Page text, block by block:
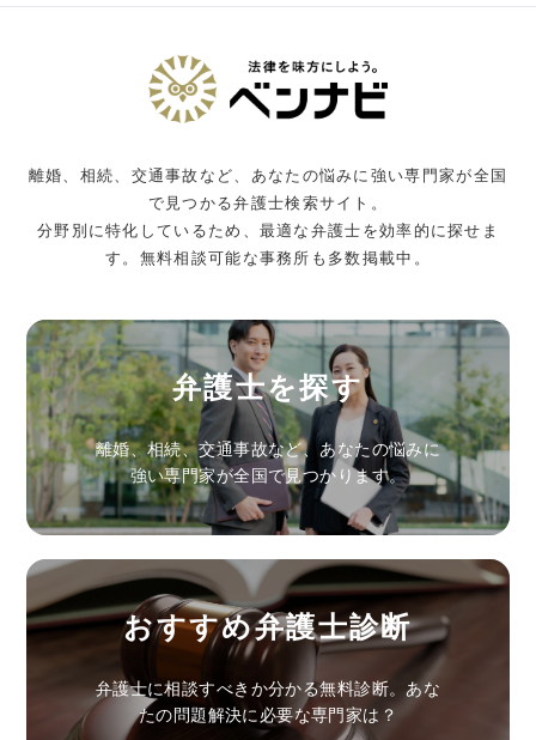
離婚、相続、交通事故など、あなたの悩みに強い専門家が全国
で見つかる弁護士検索サイト。
分野別に特化しているため、最適な弁護士を効率的に探せま
す。無料相談可能な事務所も多数掲載中。
弁護士を探す
離婚、相続、交通事故など、あなたの悩みに
強い専門家が全国で見つかります。
おすすめ弁護士診断
弁護士に相談すべきか分かる無料診断。あな
たの問題解決に必要な専門家は？